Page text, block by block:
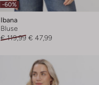
-60%
Ibana
Bluse
€ 119,99 € 47,99